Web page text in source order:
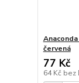
červená
77 Kč
64 Kč bez